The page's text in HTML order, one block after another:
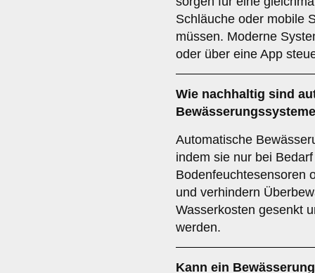
Schläuche oder mobile
müssen. Moderne
oder über eine App
Wie nachhaltig sind
Automatische
indem sie nur bei
Bodenfeuchtesensoren
und verhindern
Wasserkosten gesenkt
werden.
Kann ein